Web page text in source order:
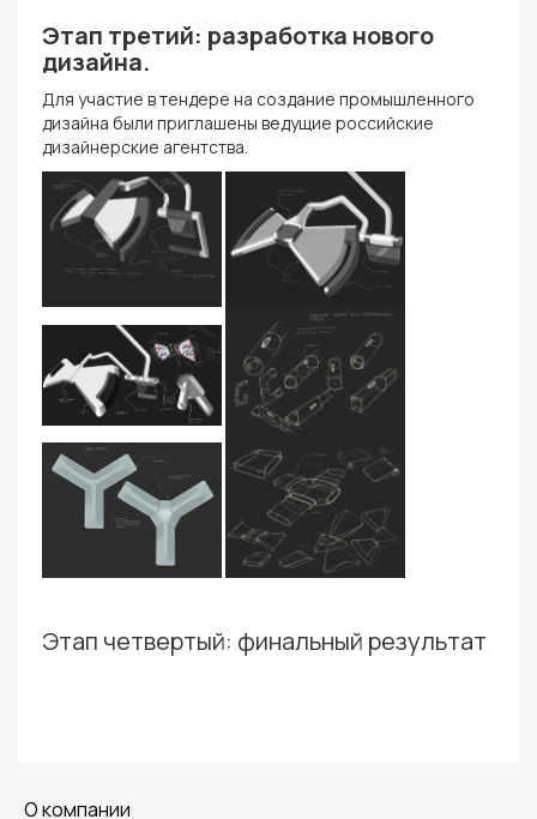
Этап третий: разработка нового
дизайна.
Для участие в тендере на создание промышленного
дизайна были приглашены ведущие российские
дизайнерские агентства.
Этап четвертый: финальный результат
O компании